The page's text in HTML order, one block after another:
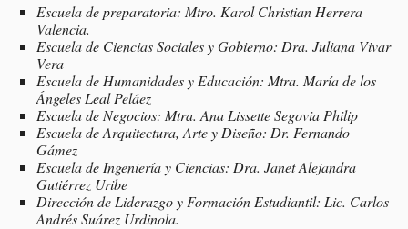
Escuela de preparatoria: Mtro. Karol Christian Herrera
Valencia.
Escuela de Ciencias Sociales y Gobierno: Dra. Juliana Vivar
Vera
Escuela de Humanidades y Educación: Mtra. María de los
Ángeles Leal Peláez
Escuela de Negocios: Mtra. Ana Lissette Segovia Philip
Escuela de Arquitectura, Arte y Diseño: Dr. Fernando
Gámez
Escuela de Ingeniería y Ciencias: Dra. Janet Alejandra
Gutiérrez Uribe
Dirección de Liderazgo y Formación Estudiantil: Lic. Carlos
Andrés Suárez Urdinola.